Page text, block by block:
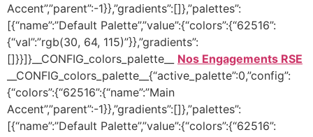
Accent”,”parent”:-1}},”gradients”:[]},”palettes”:
[{“name”:”Default Palette”,”value”:{“colors”:{“62516”:
{“val”:”rgb(30, 64, 115)”}},”gradients”:
[]}}]}__CONFIG_colors_palette__ Nos Engagements RSE
__CONFIG_colors_palette__{“active_palette”:0,”config”:
{“colors”:{“62516”:{“name”:”Main
Accent”,”parent”:-1}},”gradients”:[]},”palettes”:
[{“name”:”Default Palette”,”value”:{“colors”:{“62516”: